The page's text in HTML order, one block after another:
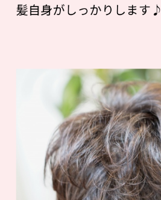
髪自身がしっかりします♪